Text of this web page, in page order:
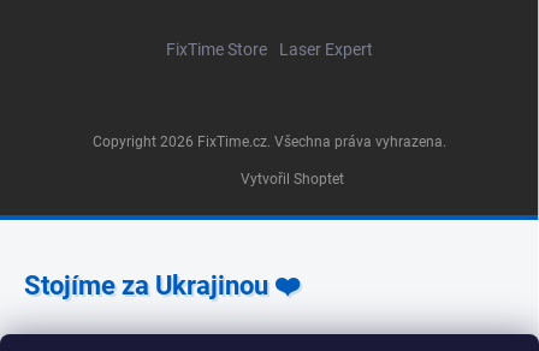
FixTime Store Laser Expert
Vytvořil Shoptet
Copyright 2026 FixTime.cz . Všechna práva vyhrazena.
Stojíme za Ukrajinou ❤️